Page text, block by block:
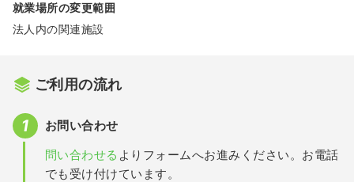
就業場所の変更範囲
法人内の関連施設
ご利用の流れ
お問い合わせ
問い合わせる よりフォームへお進みください。お電話
でも受け付けています。